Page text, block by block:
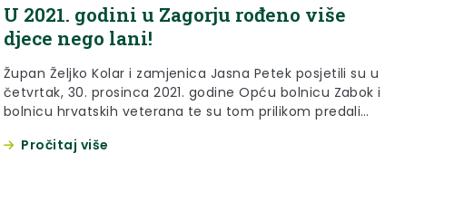
U 2021. godini u Zagorju rođeno više
djece nego lani!
Župan Željko Kolar i zamjenica Jasna Petek posjetili su u
četvrtak, 30. prosinca 2021. godine Opću bolnicu Zabok i
bolnicu hrvatskih veterana te su tom prilikom predali
godini.
Pročitaj više